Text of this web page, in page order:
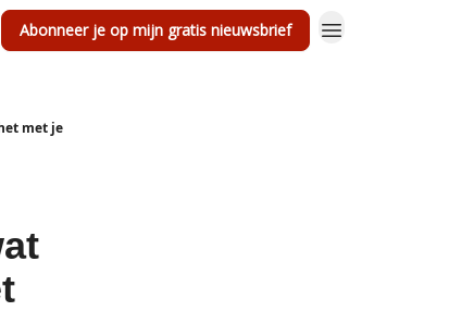
Abonneer je op mijn gratis nieuwsbrief
met je